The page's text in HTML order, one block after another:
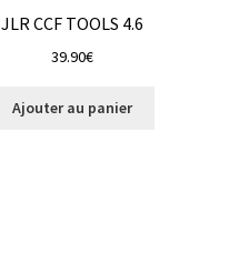
JLR CCF TOOLS 4.6
39.90€
Ajouter au panier